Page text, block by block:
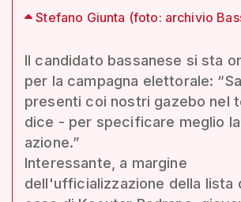
Stefano Giunta (foto: archivio
Il candidato bassanese si sta
per la campagna elettorale:
presenti coi nostri gazebo nel
dice - per specificare meglio
azione.”
Interessante, a margine
dell'ufficializzazione della lista